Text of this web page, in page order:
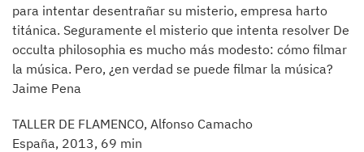
para intentar desentrañar su misterio, empresa harto
titánica. Seguramente el misterio que intenta resolver De
occulta philosophia es mucho más modesto: cómo filmar
la música. Pero, ¿en verdad se puede filmar la música?
Jaime Pena
TALLER DE FLAMENCO, Alfonso Camacho
España, 2013, 69 min